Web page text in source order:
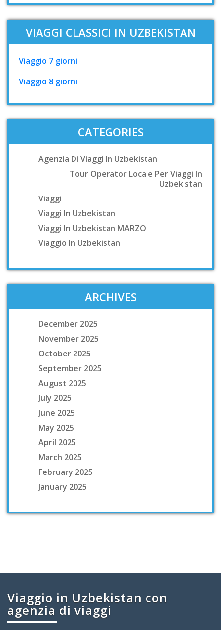
VIAGGI CLASSICI IN UZBEKISTAN
Viaggio 7 giorni
Viaggio 8 giorni
CATEGORIES
Agenzia Di Viaggi In Uzbekistan
Tour Operator Locale Per Viaggi In
Uzbekistan
Viaggi
Viaggi In Uzbekistan
Viaggi In Uzbekistan MARZO
Viaggio In Uzbekistan
ARCHIVES
December 2025
November 2025
October 2025
September 2025
August 2025
July 2025
June 2025
May 2025
April 2025
March 2025
February 2025
January 2025
Viaggio in Uzbekistan con
agenzia di viaggi